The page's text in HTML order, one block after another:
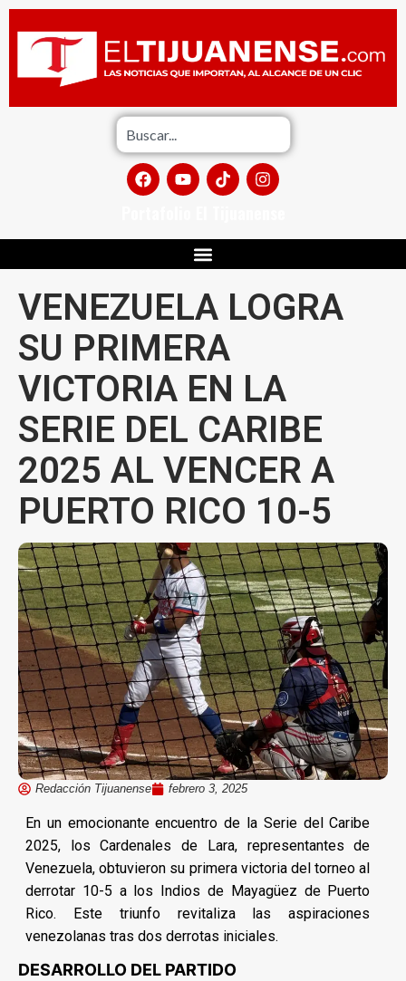
VENEZUELA LOGRA
SU PRIMERA
VICTORIA EN LA
SERIE DEL CARIBE
2025 AL VENCER A
PUERTO RICO 10-5
Redacción Tijuanense febrero 3, 2025
En un emocionante encuentro de la Serie del Caribe
2025, los Cardenales de Lara, representantes de
Venezuela, obtuvieron su primera victoria del torneo al
derrotar 10-5 a los Indios de Mayagüez de Puerto
Rico. Este triunfo revitaliza las aspiraciones
venezolanas tras dos derrotas iniciales.
DESARROLLO DEL PARTIDO